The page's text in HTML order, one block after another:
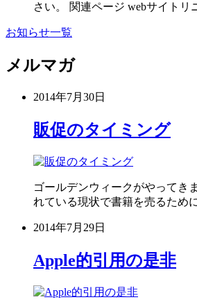
さい。 関連ページ webサイト
お知らせ一覧
メルマガ
2014年7月30日
販促のタイミング
ゴールデンウィークがやってき
れている現状で書籍を売るため
2014年7月29日
Apple的引用の是非